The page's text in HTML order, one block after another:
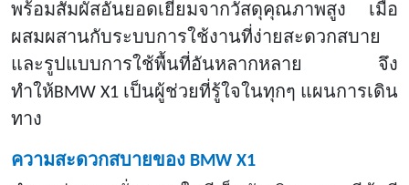
พร้อมสัมผัสอันยอดเยี่ยมจากวัสดุคุณภาพสูง เมื่อ
ผสมผสานกับระบบการใช้งานที่ง่ายสะดวกสบาย
และรูปแบบการใช้พื้นที่อันหลากหลาย จึง
ทำให้BMW X1 เป็นผู้ช่วยที่รู้ใจในทุกๆ แผนการเดิน
ทาง
ความสะดวกสบายของ BMW X1